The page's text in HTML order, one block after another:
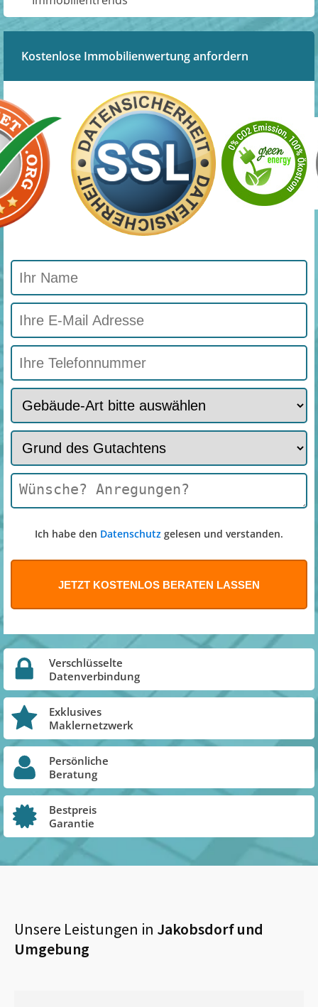
Kostenlose Immobilienwertung anfordern
Ich habe den Datenschutz gelesen und verstanden.
Verschlüsselte
Datenverbindung
Exklusives
Maklernetzwerk
Persönliche
Beratung
Bestpreis
Garantie
Unsere Leistungen in Jakobsdorfund
Umgebung